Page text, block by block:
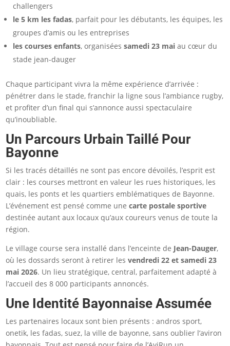
challengers
le 5 km les fadas, parfait pour les débutants, les équipes, les
groupes d’amis ou les entreprises
les courses enfants, organiséessamedi 23 mai au cœur du
stade jean-dauger
Chaque participant vivra la même expérience d’arrivée :
pénétrer dans le stade, franchir la ligne sous l’ambiance rugby,
et profiter d’un final qui s’annonce aussi spectaculaire
qu’inoubliable.
Un Parcours Urbain Taillé Pour
Bayonne
Si les tracés détaillés ne sont pas encore dévoilés, l’esprit est
clair : les courses mettront en valeur les rues historiques, les
quais, les ponts et les quartiers emblématiques de Bayonne.
L’événement est pensé comme unecarte postale sportive
destinée autant aux locaux qu’aux coureurs venus de toute la
région.
Le village course sera installé dans l’enceinte de Jean-Dauger,
où les dossards seront à retirer lesvendredi 22 et samedi 23
mai 2026. Un lieu stratégique, central, parfaitement adapté à
l’accueil des 8 000 participants annoncés.
Une Identité Bayonnaise Assumée
Les partenaires locaux sont bien présents : andros sport,
onetik, les fadas, suez, la ville de bayonne, sans oublier l’aviron